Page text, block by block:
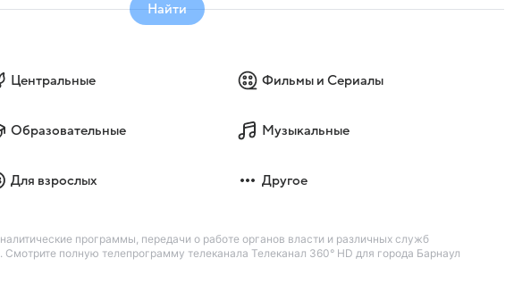
Найти
Центральные Фильмы и Сериалы
Образовательные Музыкальные
Для взрослых Другое
программы, передачи о работе органов власти и различных служб
полную телепрограмму телеканала Телеканал 360° HD для города Барнаул